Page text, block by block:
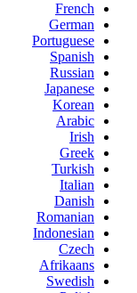
French
German
Portuguese
Spanish
Russian
Japanese
Korean
Arabic
Irish
Greek
Turkish
Italian
Danish
Romanian
Indonesian
Czech
Afrikaans
Swedish